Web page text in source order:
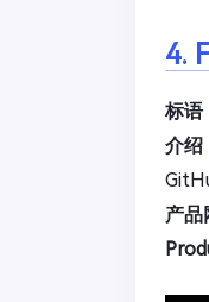
4.
标语
介绍
产品